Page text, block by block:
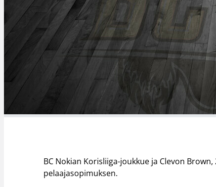
BC Nokian Korisliiga-joukkue ja Clevon
pelaajasopimuksen.